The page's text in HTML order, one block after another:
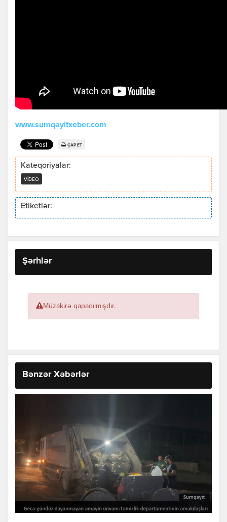
www.sumqayitxeber.com
ÇAP ET
Kateqoriyalar:
VIDEO
Etiketlər:
Şərhlər
Müzakirə qapadılmışdır.
Bənzər Xəbərlər